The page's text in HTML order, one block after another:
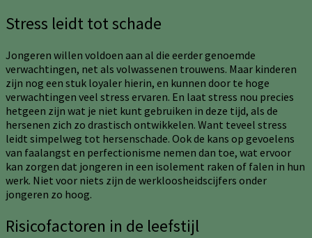
Stress leidt tot schade
Jongeren willen voldoen aan al die eerder genoemde
verwachtingen, net als volwassenen trouwens. Maar kinderen
zijn nog een stuk loyaler hierin, en kunnen door te hoge
verwachtingen veel stress ervaren. En laat stress nou precies
hetgeen zijn wat je niet kunt gebruiken in deze tijd, als de
hersenen zich zo drastisch ontwikkelen. Want teveel stress
leidt simpelweg tot hersenschade. Ook de kans op gevoelens
van faalangst en perfectionisme nemen dan toe, wat ervoor
kan zorgen dat jongeren in een isolement raken of falen in hun
werk. Niet voor niets zijn de werkloosheidscijfers onder
jongeren zo hoog.
Risicofactoren in de leefstijl